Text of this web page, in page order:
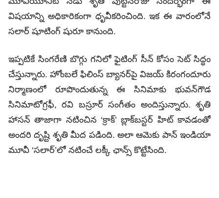
విషయాన్ని అధికారికంగా ధృవీకరించింది. ఇక ఈ వారంలోనే
సలార్‌ షూటింగ్‌ షురూ కానుంది.
ఇప్పటికే సింగరేణి బొగ్గు గనిలో ఫైటింగ్‌ సీన్‌ కోసం సెట్‌ సిద్ధం
చేస్తున్నారు. హోంబలే ఫిలింస్‌ బ్యానర్‌పై విజయ్‌ కిరంగందూరు
నిర్మాణంలో రూపొందుతున్న ఈ సినిమాకు భువన్‌గౌడ
సినిమాటోగ్రఫీ, రవి బస్రూర్‌ సంగీతం అందిస్తున్నారు. శృతి
హాసన్‌ తాజాగా నటించిన ‘క్రాక్’‌ బ్లాక్‌బస్టర్‌ హిట్‌ కావడంతో
అందరి దృష్టి శృతి మీద పడింది. అలా ఆమెకు పాన్‌ ఇండియా
మూవీ ‘సలార్’లో నటించే లక్కీ ఛాన్స్‌ కొట్టేసింది.